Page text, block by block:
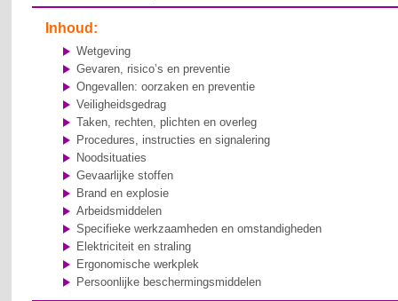
Inhoud:
Wetgeving
Gevaren, risico’s en preventie
Ongevallen: oorzaken en preventie
Veiligheidsgedrag
Taken, rechten, plichten en overleg
Procedures, instructies en signalering
Noodsituaties
Gevaarlijke stoffen
Brand en explosie
Arbeidsmiddelen
Specifieke werkzaamheden en omstandigheden
Elektriciteit en straling
Ergonomische werkplek
Persoonlijke beschermingsmiddelen